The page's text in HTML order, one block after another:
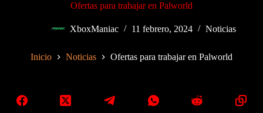
Ofertas para trabajar en Palworld
XboxManiac 11 febrero, 2024 Noticias
Inicio Noticias Ofertas para trabajar en Palworld